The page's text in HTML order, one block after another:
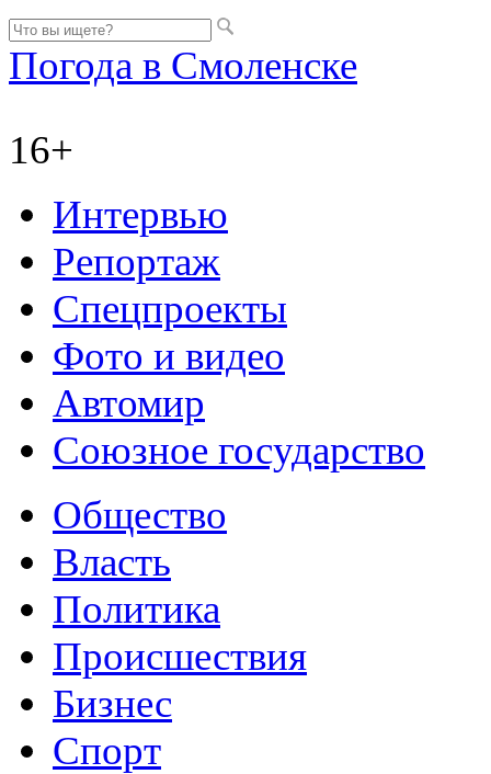
Погода в Смоленске
16+
Интервью
Репортаж
Спецпроекты
Фото и видео
Автомир
Союзное государство
Общество
Власть
Политика
Происшествия
Бизнес
Спорт